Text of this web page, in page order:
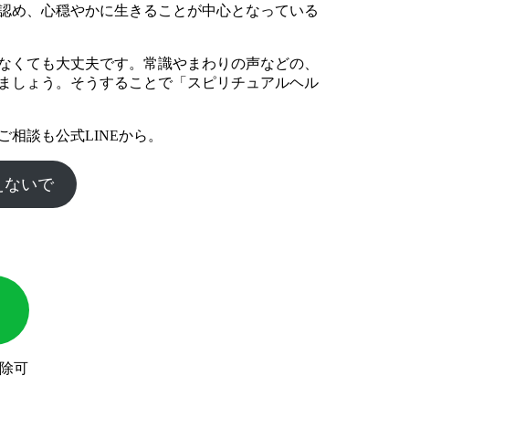
め、心穏やかに生きることが中心となっている
くても大丈夫です。常識やまわりの声などの、
しょう 。そうすることで「スピリチュアルヘル
相談も公式LINEから。
いで
可